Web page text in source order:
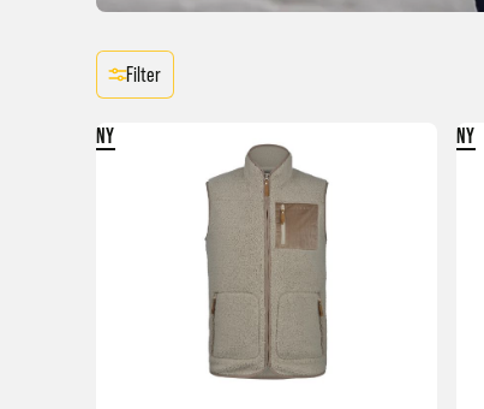
Høgronden Teddyvest Dame
699,-
JOTUNHEIM Dame
Høgronden Teddyfleece Dame
799,-
Filter
NY NY